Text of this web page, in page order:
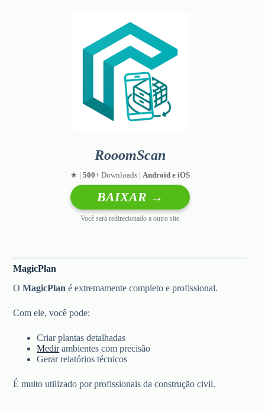
RooomScan
★ | 500+ Downloads | Android e iOS
BAIXAR →
Você será redirecionado a outro site
MagicPlan
OMagicPlan é extremamente completo e profissional.
Com ele, você pode:
Criar plantas detalhadas
Medirambientes com precisão
Gerar relatórios técnicos
É muito utilizado por profissionais da construção civil.